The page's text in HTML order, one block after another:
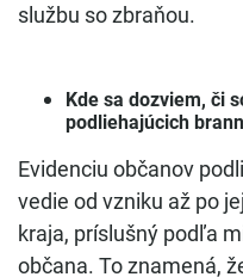
službu so zbraňou.
Kde sa dozviem, či
podliehajúcich
Evidenciu občanov
vedie od vzniku až po
kraja, príslušný podľa
občana. To znamená,